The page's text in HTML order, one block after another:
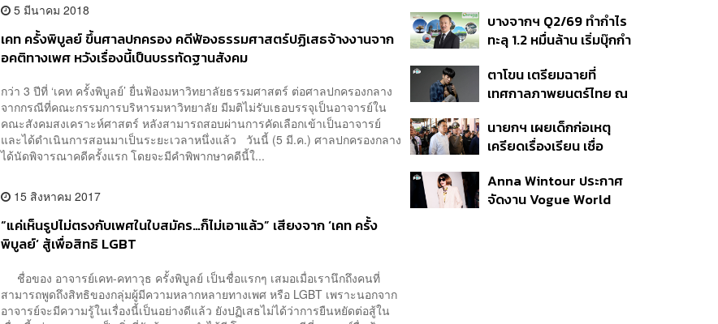
5 มีนาคม 2018
เคท ครั้งพิบูลย์ ขึ้นศาลปกครอง คดีฟ้องธรรมศาสตร์ปฏิเสธจ้างงานจาก
อคติทางเพศ หวังเรื่องนี้เป็นบรรทัดฐานสังคม
กว่า 3 ปีที่ ‘เคท ครั้งพิบูลย์’ ยื่นฟ้องมหาวิทยาลัยธรรมศาสตร์ ต่อศาลปกครองกลาง
จากกรณีที่คณะกรรมการบริหารมหาวิทยาลัย มีมติไม่รับเธอบรรจุเป็นอาจารย์ใน
คณะสังคมสงเคราะห์ศาสตร์ หลังสามารถสอบผ่านการคัดเลือกเข้าเป็นอาจารย์
และได้ดำเนินการสอนมาเป็นระยะเวลาหนึ่งแล้ว วันนี้ (5 มี.ค.) ศาลปกครองกลาง
ได้นัดพิจารณาคดีครั้งแรก โดยจะมีคำพิพากษาคดีนี้ใ...
15 สิงหาคม 2017
“แค่เห็นรูปไม่ตรงกับเพศในใบสมัคร…ก็ไม่เอาแล้ว” เสียงจาก ‘เคท ครั้ง
พิบูลย์’ สู้เพื่อสิทธิ LGBT
ชื่อของ อาจารย์เคท-คทาวุธ ครั้งพิบูลย์ เป็นชื่อแรกๆ เสมอเมื่อเรานึกถึงคนที่
สามารถพูดถึงสิทธิของกลุ่มผู้มีความหลากหลายทางเพศ หรือ LGBT เพราะนอกจาก
อาจารย์จะมีความรู้ในเรื่องนี้เป็นอย่างดีแล้ว ยังปฏิเสธไม่ได้ว่าการยืนหยัดต่อสู้ใน
เนื่อง ประเมินปล่อยตัว
บางจากฯ Q2/69 ทำกำไร
ทะลุ 1.2 หมื่นล้าน เริ่มบุ๊กกำ
แรก หนุนรายได้ครึ่งปีทะลุ
3.2 แสนล้าน
ตาโขน เตรียมฉายที่
เทศกาลภาพยนตร์ไทย ณ
นายกฯ เผยเด็กก่อเหตุ
เครียดเรื่องเรียน เชื่อ
กระสุนอีกกว่า 30 นัด หาก
ไม่จบชีวิตตัวเองอาจสูญ
Anna Wintour ประกาศ
จัดงาน Vogue World